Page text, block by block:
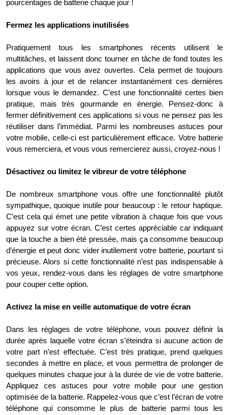
pourcentages de batterie chaque jour !
Fermez les applications inutilisées
Pratiquement tous les smartphones récents utilisent le
multitâches, et laissent donc tourner en tâche de fond toutes les
applications que vous avez ouvertes. Cela permet de toujours
les avoirs à jour et de relancer instantanément ces dernières
lorsque vous le demandez. C’est une fonctionnalité certes bien
pratique, mais très gourmande en énergie. Pensez-donc à
fermer définitivement ces applications si vous ne pensez pas les
réutiliser dans l’immédiat. Parmi les nombreuses astuces pour
votre mobile, celle-ci est particulièrement efficace. Votre batterie
vous remerciera, et vous vous remercierez aussi, croyez-nous !
Désactivez ou limitez le vibreur de votre téléphone
De nombreux smartphone vous offre une fonctionnalité plutôt
sympathique, quoique inutile pour beaucoup : le retour haptique.
C’est cela qui émet une petite vibration à chaque fois que vous
appuyez sur votre écran. C’est certes appréciable car indiquant
que la touche a bien été pressée, mais ça consomme beaucoup
d’énergie et peut donc vider inutilement votre batterie, pourtant si
précieuse. Alors si cette fonctionnalité n’est pas indispensable à
vos yeux, rendez-vous dans les réglages de votre smartphone
pour couper cette option.
Activez la mise en veille automatique de votre écran
Dans les réglages de votre téléphone, vous pouvez définir la
durée après laquelle votre écran s’éteindra si aucune action de
votre part n’est effectuée. C’est très pratique, prend quelques
secondes à mettre en place, et vous permettra de prolonger de
quelques minutes chaque jour à la durée de vie de votre batterie.
Appliquez ces astuces pour votre mobile pour une gestion
optimisée de la batterie. Rappelez-vous que c’est l’écran de votre
téléphone qui consomme le plus de batterie parmi tous les